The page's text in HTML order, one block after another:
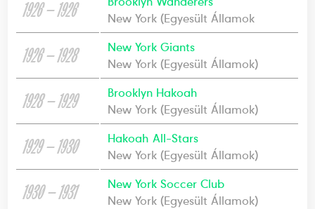
1926 — 1926
New York (Egyesült Államok
1926 — 1928
New York Giants
New York (Egyesült Államok)
1928 — 1929
Brooklyn Hakoah
New York (Egyesült Államok)
1929 — 1930
Hakoah All-Stars
New York (Egyesült Államok)
1930 — 1931
New York Soccer Club
New York (Egyesült Államok)